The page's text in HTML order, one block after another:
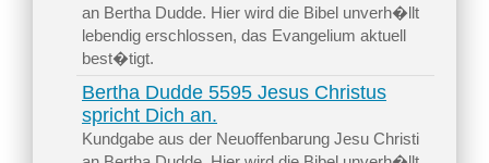
an Bertha Dudde. Hier wird die Bibel unverh�llt
lebendig erschlossen, das Evangelium aktuell
best�tigt.
Bertha Dudde 5595 Jesus Christus
spricht Dich an.
Kundgabe aus der Neuoffenbarung Jesu Christi